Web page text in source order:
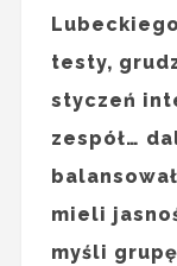
testy,
styczeń
zespół…
mieli
myśli